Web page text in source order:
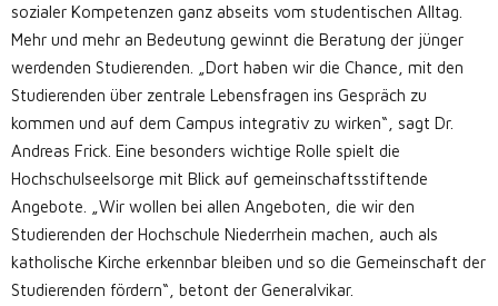
sozialer Kompetenzen ganz abseits vom studentischen Alltag.
Mehr und mehr an Bedeutung gewinnt die Beratung der jünger
werdenden Studierenden. „Dort haben wir die Chance, mit den
Studierenden über zentrale Lebensfragen ins Gespräch zu
kommen und auf dem Campus integrativ zu wirken“, sagt Dr.
Andreas Frick. Eine besonders wichtige Rolle spielt die
Hochschulseelsorge mit Blick auf gemeinschaftsstiftende
Angebote. „Wir wollen bei allen Angeboten, die wir den
Studierenden der Hochschule Niederrhein machen, auch als
katholische Kirche erkennbar bleiben und so die Gemeinschaft der
Studierenden fördern“, betont der Generalvikar.